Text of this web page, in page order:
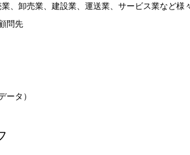
、卸売業、建設業、運送業、サービス業など様
問先
ータ）